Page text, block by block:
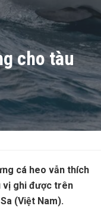
cho tàu
cá heo vẫn thích
vị ghi được trên
(Việt Nam).